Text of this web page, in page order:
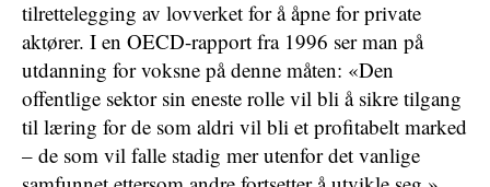
tilrettelegging av lovverket for å åpne for private
aktører. I en OECD-rapport fra 1996 ser man på
utdanning for voksne på denne måten: «Den
offentlige sektor sin eneste rolle vil bli å sikre tilgang
til læring for de som aldri vil bli et profitabelt marked
– de som vil falle stadig mer utenfor det vanlige